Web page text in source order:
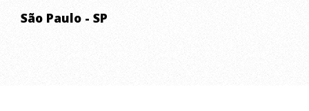
TRANSPORTE DE ÁGUA POTÁVEL
São Paulo - SP